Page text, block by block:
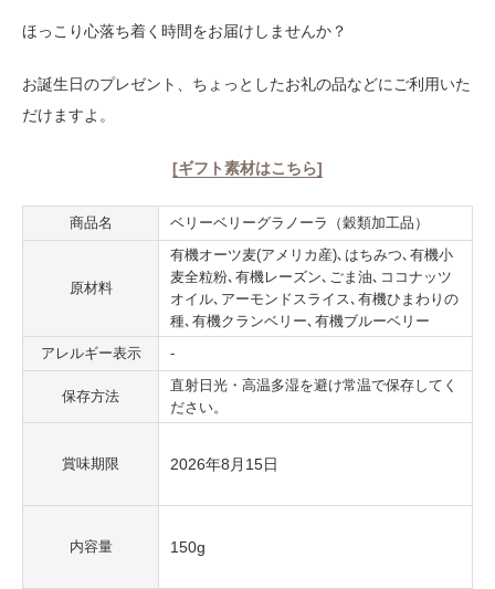
ほっこり心落ち着く時間をお届けしませんか？
お誕生日のプレゼント、ちょっとしたお礼の品などにご利用いた
だけますよ。
[ギフト素材はこちら]
商品名 ベリーベリーグラノーラ（穀類加工品）
原材料
有機オーツ麦(アメリカ産)､はちみつ､有機小
麦全粒粉､有機レーズン､ごま油､ココナッツ
オイル､アーモンドスライス､有機ひまわりの
種､有機クランベリー､有機ブルーベリー
アレルギー表示
-
保存方法
直射日光・高温多湿を避け常温で保存してく
ださい。
賞味期限 2026年8月15日
内容量 150g